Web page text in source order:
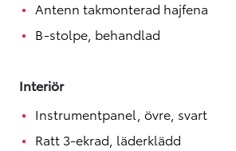
Antenn takmonterad hajfena
B-stolpe, behandlad
Interiör
Instrumentpanel, övre, svart
Ratt 3-ekrad, läderklädd